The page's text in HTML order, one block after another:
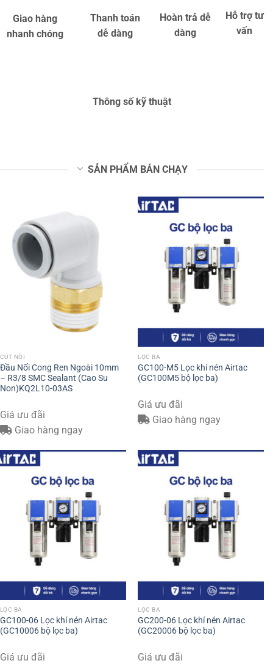
Giao hàng
nhanh chóng
Thanh toán
dễ dàng
Hoàn trả dễ
dàng
Hỗ trợ tư
vấn
Thông số kỹ thuật
SẢN PHẨM BÁN CHẠY
CÚT NỐI
Đầu Nối Cong Ren Ngoài 10mm
– R3/8 SMC Sealant (Cao Su
Non)KQ2L10-03AS
Giá ưu đãi
Giao hàng ngay
LỌC BA
GC100-M5 Lọc khí nén Airtac
(GC100M5 bộ lọc ba)
Giá ưu đãi
Giao hàng ngay
LỌC BA
GC100-06 Lọc khí nén Airtac
(GC10006 bộ lọc ba)
Giá ưu đãi
LỌC BA
GC200-06 Lọc khí nén Airtac
(GC20006 bộ lọc ba)
Giá ưu đãi